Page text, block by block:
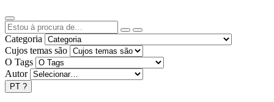
Categoria
Cujos temas são
O Tags
Autor
PT ?